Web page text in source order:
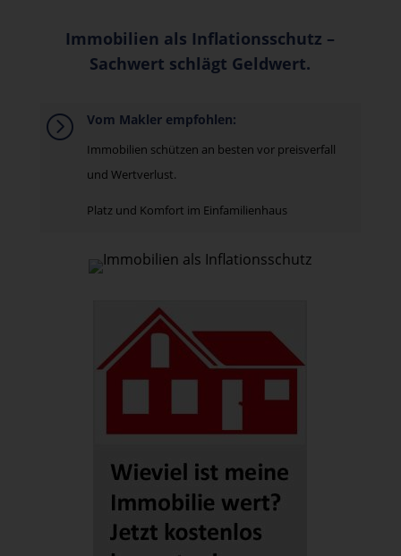
Immobilien als Inflationsschutz –
Sachwert schlägt Geldwert.
= Vom Makler empfohlen:
Immobilien schützen an besten vor preisverfall
und Wertverlust.
Platz und Komfort im Einfamilienhaus